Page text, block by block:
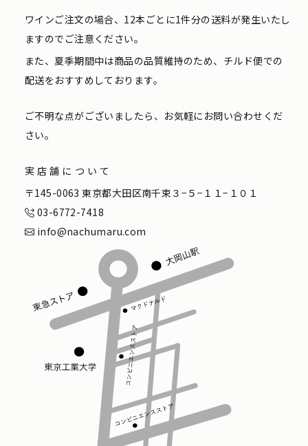
ワインご注文の場合、12本ごとに1件分の送料が発生いたし
ますのでご注意ください。
また、夏季期間中は商品の品質維持のため、チルド便での
配送をおすすめしております。
ご不明な点がございましたら、お気軽にお問い合わせくだ
さい。
実店舗について
〒145-0063 東京都大田区南千束３−５−１１−１０１
03-6772-7418
info@nachumaru.com